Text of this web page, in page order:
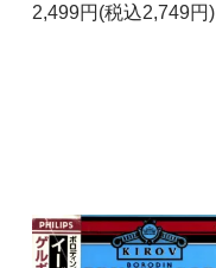
2,499円(税込2,749円)